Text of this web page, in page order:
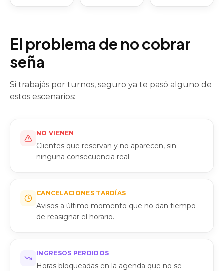
El problema de no cobrar
seña
Si trabajás por turnos, seguro ya te pasó alguno de
estos escenarios:
NO VIENEN
Clientes que reservan y no aparecen, sin
ninguna consecuencia real.
CANCELACIONES TARDÍAS
Avisos a último momento que no dan tiempo
de reasignar el horario.
INGRESOS PERDIDOS
Horas bloqueadas en la agenda que no se